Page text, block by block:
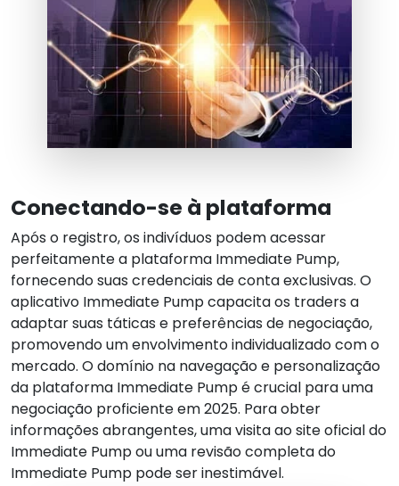
Conectando-se à plataforma
Após o registro, os indivíduos podem acessar
perfeitamente a plataforma Immediate Pump,
fornecendo suas credenciais de conta exclusivas. O
aplicativo Immediate Pump capacita os traders a
adaptar suas táticas e preferências de negociação,
promovendo um envolvimento individualizado com o
mercado. O domínio na navegação e personalização
da plataforma Immediate Pump é crucial para uma
negociação proficiente em 2025. Para obter
informações abrangentes, uma visita ao site oficial do
Immediate Pump ou uma revisão completa do
Immediate Pump pode ser inestimável.